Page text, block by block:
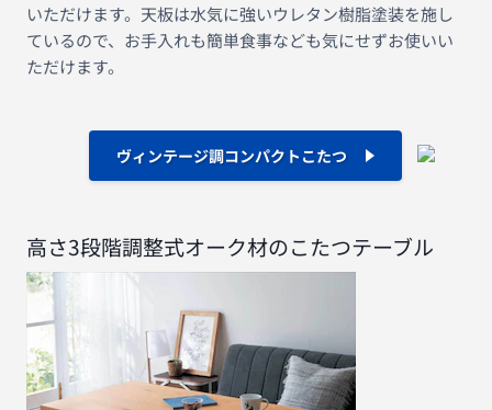
いただけます。天板は水気に強いウレタン樹脂塗装を施し
ているので、お手入れも簡単食事なども気にせずお使いい
ただけます。
ヴィンテージ調コンパクトこたつ
高さ3段階調整式オーク材のこたつテーブル